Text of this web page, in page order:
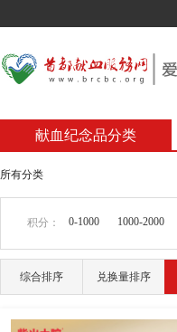
献血纪念品分类
所有分类
积分： 0-1000 1000-2000
综合排序 兑换量排序